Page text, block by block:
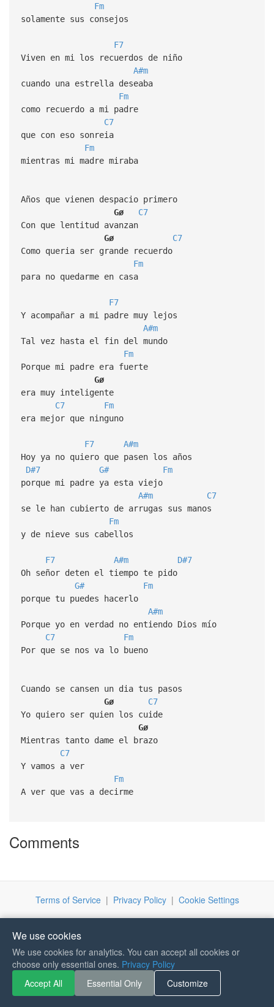
Fm
solamente sus consejos
F7
Viven en mi los recuerdos de niño
A#m
cuando una estrella deseaba
Fm
como recuerdo a mi padre
C7
que con eso sonreia
Fm
mientras mi madre miraba
Años que vienen despacio primero
Gø
C7
Con que lentitud avanzan
Gø
C7
Como queria ser grande recuerdo
Fm
para no quedarme en casa
F7
Y acompañar a mi padre muy lejos
A#m
Tal vez hasta el fin del mundo
Fm
Porque mi padre era fuerte
Gø
era muy inteligente
C7
Fm
era mejor que ninguno
F7
A#m
Hoy ya no quiero que pasen los años
D#7
G#
Fm
porque mi padre ya esta viejo
A#m
C7
se le han cubierto de arrugas sus manos
Fm
y de nieve sus cabellos
F7 A#m
D#7
Oh señor deten el tiempo te pido
G#
Fm
porque tu puedes hacerlo
A#m
Porque yo en verdad no entiendo Dios mío
C7
Fm
Por que se nos va lo bueno
Cuando se cansen un dia tus pasos
Gø
C7
Yo quiero ser quien los cuide
Gø
Mientras tanto dame el brazo
C7
Y vamos a ver
Fm
A ver que vas a decirme
Comments
Terms of Service| Privacy Policy| Cookie Settings
We use cookies
We use cookies for analytics. You can accept all cookies or
choose only essential ones. Privacy Policy
Accept All
Essential Only Customize
If you like Guitar Songs, you
can buy me a coffee :)